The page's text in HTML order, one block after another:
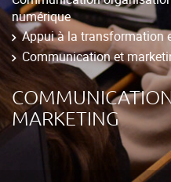
numérique
Appui à la transformation
Communication et
MARKETING